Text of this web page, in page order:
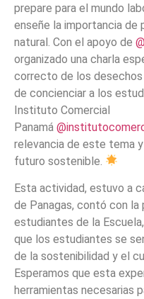
prepare para el mundo
enseñe la importancia
natural. Con el apoyo de
organizado una charla
correcto de los
de concienciar a los
Instituto Comercial
Panamá
relevancia de este tema
futuro sostenible.
Esta actividad, estuvo a
de Panagas, contó con la
estudiantes de la
que los estudiantes se
de la sostenibilidad y el
Esperamos que esta
herramientas necesarias